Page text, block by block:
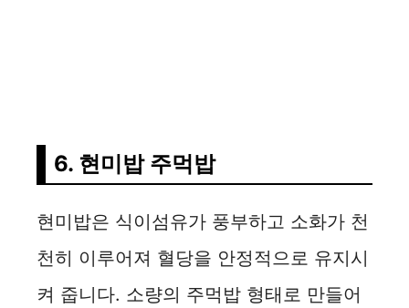
6. 현미밥 주먹밥
현미밥은 식이섬유가 풍부하고 소화가 천
천히 이루어져 혈당을 안정적으로 유지시
켜 줍니다. 소량의 주먹밥 형태로 만들어